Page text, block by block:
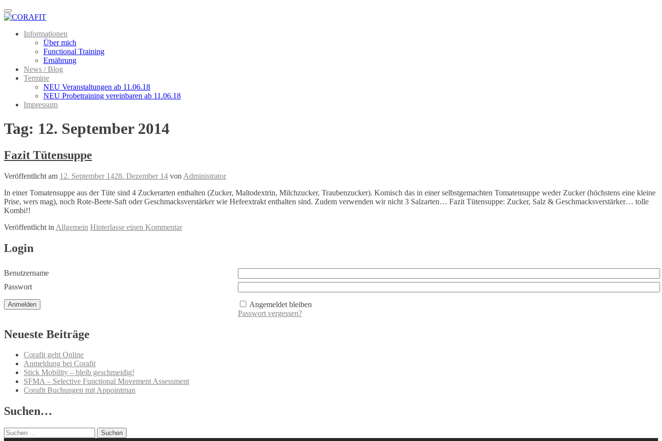
Menu
Informationen
Über mich
Functional Training
Ernährung
News / Blog
Termine
NEU Veranstaltungen ab 11.06.18
NEU Probetraining vereinbaren ab 11.06.18
Impressum
Tag: 12. September 2014
Fazit Tütensuppe
Veröffentlicht am 12. September 1428. Dezember 14 von Administrator
In einer Tomatensuppe aus der Tüte sind 4 Zuckerarten enthalten (Zucker, Maltodextrin, Milchzucker, Traubenzucker). Komisch das in einer selbstgemachten Tomatensuppe weder Zucker (höchstens eine kleine
Prise, wers mag), noch Rote-Beete-Saft oder Geschmacksverstärker wie Hefeextrakt enthalten sind. Zudem verwenden wir nicht 3 Salzarten… Fazit Tütensuppe: Zucker, Salz & Geschmacksverstärker… tolle
Kombi!!
Veröffentlicht in Allgemein Hinterlasse einen Kommentar
Navigation
Login
Benutzername
Passwort
Angemeldet bleiben
Passwort vergessen?
Neueste Beiträge
Corafit geht Online
Anmeldung bei Corafit
Stick Mobility – bleib geschmeidig!
SFMA – Selective Functional Movement Assessment
Corafit Buchungen mit Appointman
Suchen…
Suchen